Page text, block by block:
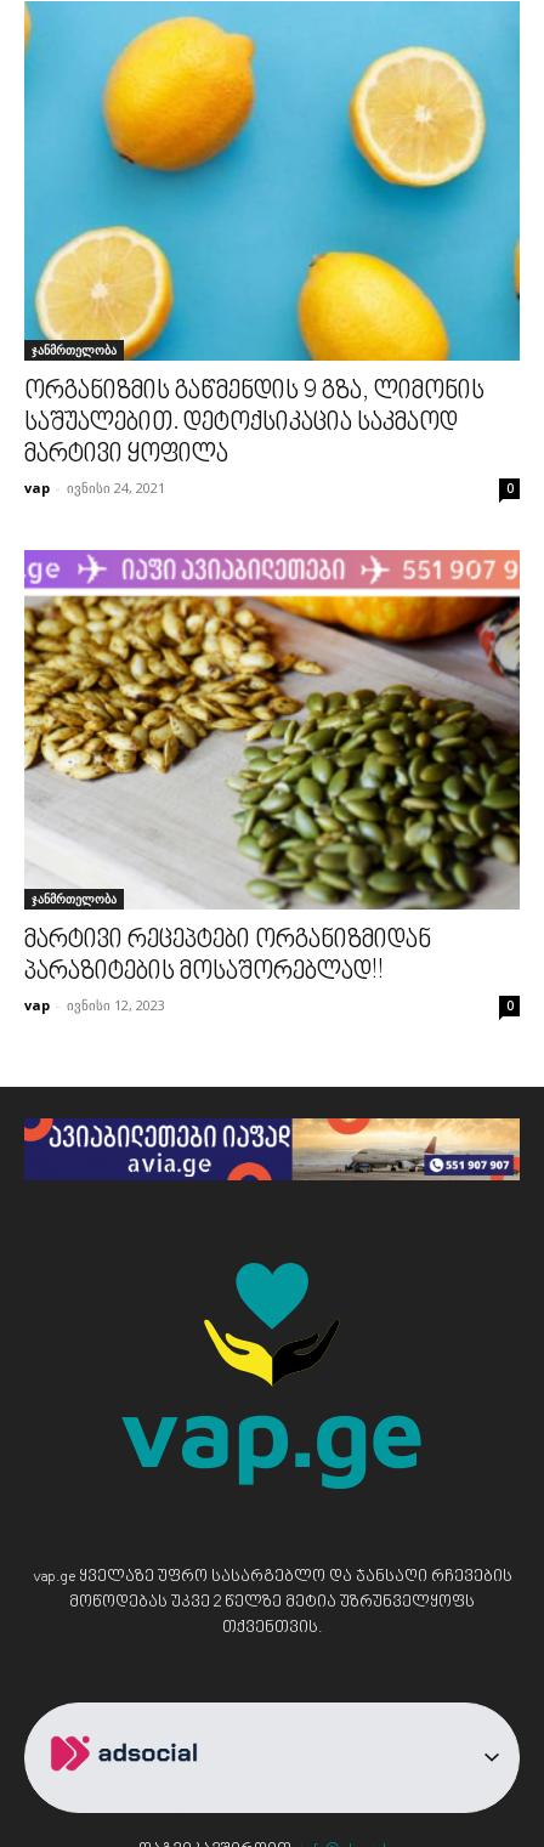
ჯანმრთელობა
ორგანიზმის გაწმენდის 9 გზა, ლიმონის
საშუალებით. დეტოქსიკაცია საკმაოდ
მარტივი ყოფილა
vap - ივნისი 24, 2021 0
ჯანმრთელობა
მარტივი რეცეპტები ორგანიზმიდან
პარაზიტების მოსაშორებლად!!
vap - ივნისი 12, 2023 0
vap.ge ყველაზე უფრო სასარგებლო და ჯანსაღი რჩევების
მოწოდებას უკვე 2 წელზე მეტია უზრუნველყოფს
თქვენთვის.